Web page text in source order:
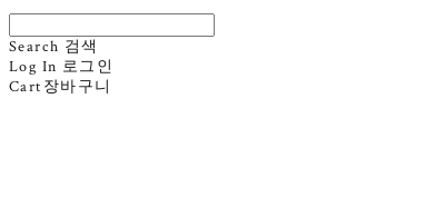
Search 검색
Log In 로그인
Cart 장바구니